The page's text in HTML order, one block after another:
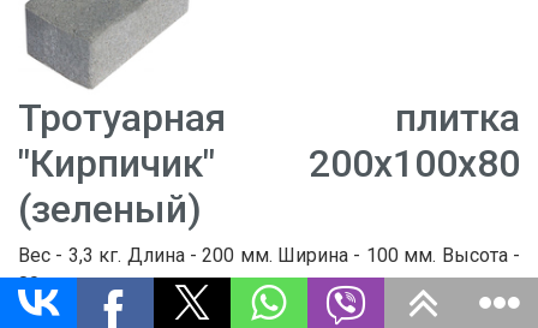
Тротуарная плитка
"Кирпичик" 200х100х80
(зеленый)
Вес - 3,3 кг. Длина - 200 мм. Ширина - 100 мм. Высота -
80 мм.
670 руб.